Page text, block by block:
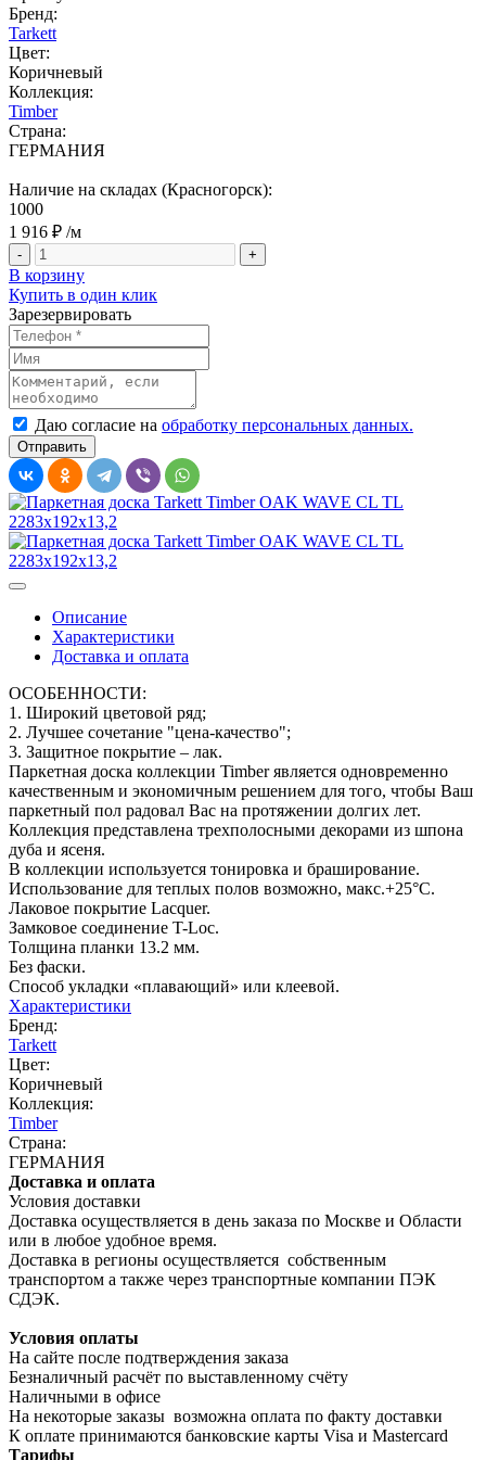
Бренд:
Tarkett
Цвет:
Коричневый
Коллекция:
Timber
Страна:
ГЕРМАНИЯ
Наличие на складах (Красногорск):
1000
1 916 ₽ /м
- +
В корзину
Купить в один клик
Зарезервировать
Даю согласие на обработку персональных данных.
Описание
Характеристики
Доставка и оплата
ОСОБЕННОСТИ:
1. Широкий цветовой ряд;
2. Лучшее сочетание "цена-качество";
3. Защитное покрытие – лак.
Паркетная доска коллекции Timber является одновременно
качественным и экономичным решением для того, чтобы Ваш
паркетный пол радовал Вас на протяжении долгих лет.
Коллекция представлена трехполосными декорами из шпона
дуба и ясеня.
В коллекции используется тонировка и браширование.
Использование для теплых полов возможно, макс.+25°С.
Лаковое покрытие Lacquer.
Замковое соединение T-Loc.
Толщина планки 13.2 мм.
Без фаски.
Способ укладки «плавающий» или клеевой.
Характеристики
Бренд:
Tarkett
Цвет:
Коричневый
Коллекция:
Timber
Страна:
ГЕРМАНИЯ
Доставка и оплата
Условия доставки
Доставка осуществляется в день заказа по Москве и Области
или в любое удобное время.
Доставка в регионы осуществляется собственным
транспортом а также через транспортные компании ПЭК
СДЭК.
Условия оплаты
На сайте после подтверждения заказа
Безналичный расчёт по выставленному счёту
Наличными в офисе
На некоторые заказы возможна оплата по факту доставки
К оплате принимаются банковские карты Visa и Masterсard
Тарифы